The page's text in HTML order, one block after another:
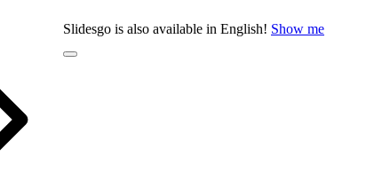
Slidesgo is also available in English! Show me